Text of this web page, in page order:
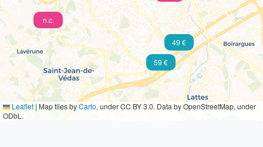
n.c.
49 €
59 €
Leaflet | Map tiles byCarto, under CC BY 3.0. Data by OpenStreetMap, under
ODbL.